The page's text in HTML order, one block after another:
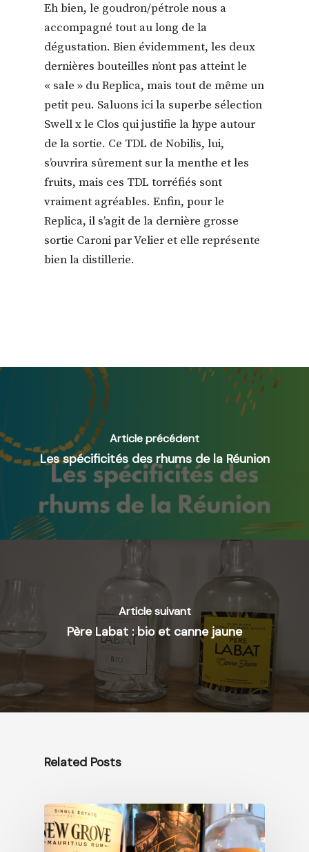
Eh bien, le goudron/pétrole nous a
accompagné tout au long de la
dégustation. Bien évidemment, les deux
dernières bouteilles n’ont pas atteint le
« sale » du Replica, mais tout de même un
petit peu. Saluons ici la superbe sélection
Swell x le Clos qui justifie la hype autour
de la sortie. Ce TDL de Nobilis, lui,
s’ouvrira sûrement sur la menthe et les
fruits, mais ces TDL torréfiés sont
vraiment agréables. Enfin, pour le
Replica, il s’agit de la dernière grosse
sortie Caroni par Velier et elle représente
bien la distillerie.
Article précédent
Les spécificités des rhums de la Réunion
Article suivant
Père Labat : bio et canne jaune
Related Posts